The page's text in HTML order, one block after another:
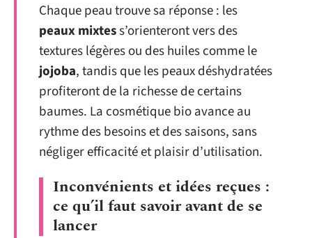
Chaque peau trouve sa réponse : les
peaux mixtess’orienteront vers des
textures légères ou des huiles comme le
jojoba, tandis que les peaux déshydratées
profiteront de la richesse de certains
baumes. La cosmétique bio avance au
rythme des besoins et des saisons, sans
négliger efficacité et plaisir d’utilisation.
Inconvénients et idées reçues :
ce qu’il faut savoir avant de se
lancer